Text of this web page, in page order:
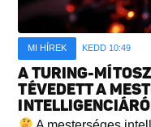
MI HÍREK KEDD 10:49
A TURING-MÍTOSZ
TÉVEDETT A